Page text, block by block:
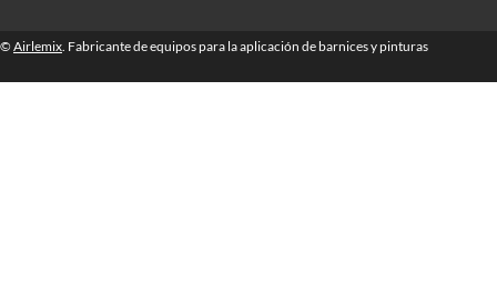
© Airlemix . Fabricante de equipos para la aplicación de barnices y pinturas